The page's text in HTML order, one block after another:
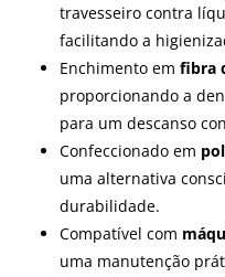
travesseiro contra
facilitando a
Enchimento em fibra
proporcionando a
para um descanso
Confeccionado em
uma alternativa
durabilidade.
Compatível com
uma manutenção